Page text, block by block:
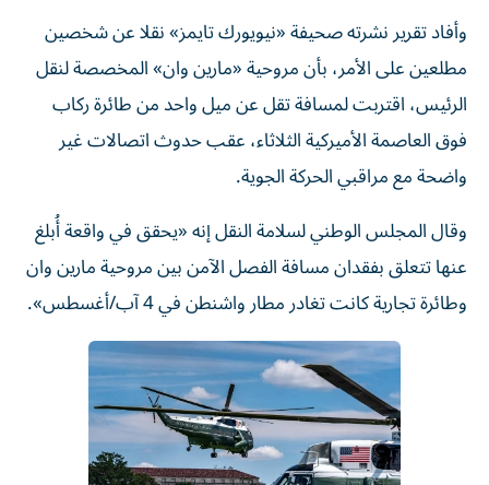
وأفاد تقرير نشرته صحيفة «نيويورك تايمز» نقلا عن شخصين
مطلعين على الأمر، بأن مروحية «مارين وان» المخصصة لنقل
الرئيس، اقتربت لمسافة تقل عن ميل واحد من طائرة ركاب
فوق العاصمة الأميركية الثلاثاء، عقب حدوث اتصالات غير
واضحة مع مراقبي الحركة الجوية.
وقال المجلس الوطني لسلامة النقل إنه «يحقق في واقعة أُبلغ
عنها تتعلق بفقدان مسافة الفصل الآمن بين مروحية مارين وان
وطائرة تجارية كانت تغادر مطار واشنطن في 4 آب/أغسطس».